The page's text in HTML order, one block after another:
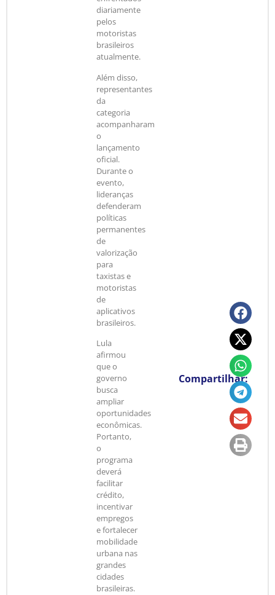
diariamente
pelos
motoristas
brasileiros
atualmente.
Além disso,
representantes
da
categoria
acompanharam
o
lançamento
oficial.
Durante o
evento,
lideranças
defenderam
políticas
permanentes
de
valorização
para
taxistas e
motoristas
de
aplicativos
brasileiros.
Lula
afirmou
que o
governo
busca
ampliar
oportunidades
econômicas.
Portanto,
o
programa
deverá
facilitar
crédito,
incentivar
empregos
e fortalecer
mobilidade
urbana nas
grandes
cidades
brasileiras.
Compartilhar: